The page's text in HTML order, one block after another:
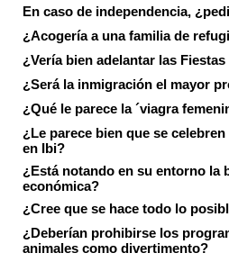
En caso de independencia,
¿Acogería a una familia de
¿Vería bien adelantar las
¿Será la inmigración el mayor
¿Qué le parece la ´viagra
¿Le parece bien que se
en Ibi?
¿Está notando en su entorno la
económica?
¿Cree que se hace todo lo
¿Deberían prohibirse los
animales como divertimento?